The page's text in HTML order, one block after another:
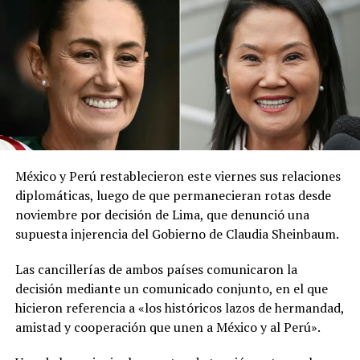
precauciones necesarias», publicó la institución en la
red social X.
El ministerio agregó que, pese a la presencia del polvo
del Sahara, se esperan lluvias durante los próximos días,
por lo que pidió a la población mantenerse atenta a la
información oficial sobre las condiciones
meteorológicas.
Las autoridades reiteraron el llamado a consultar los
canales oficiales del MARN y adoptar las medidas de
prevención necesarias para reducir los efectos de este
fenómeno atmosférico, especialmente entre las
personas con mayor riesgo de complicaciones de salud.
Comparte esto:
Facebook X
México y Perú restablecieron este viernes sus relaciones
diplomáticas, luego de que permanecieran rotas desde
noviembre por decisión de Lima, que denunció una
supuesta injerencia del Gobierno de Claudia Sheinbaum.
Las cancillerías de ambos países comunicaron la
decisión mediante un comunicado conjunto, en el que
hicieron referencia a «los históricos lazos de hermandad,
amistad y cooperación que unen a México y al Perú».